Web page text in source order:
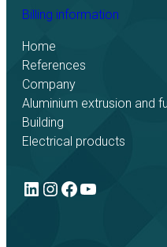
Billing information
Home
References
Company
Aluminium extrusion and
Building
Electrical products
LinkedIn
Instagram
Facebook